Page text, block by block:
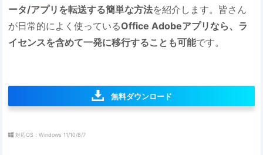
ータ/アプリを転送する簡単な方法を紹介します。皆さん
が日常的によく使っているOffice Adobeアプリなら、ラ
イセンスを含めて一発に移行することも可能です。
無料ダウンロード
対応OS：Windows 11/10/8/7